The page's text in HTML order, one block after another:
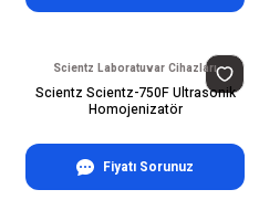
Scientz Laboratuvar Cihazları
Scientz Scientz-750F Ultrasonik
Homojenizatör
Fiyatı Sorunuz